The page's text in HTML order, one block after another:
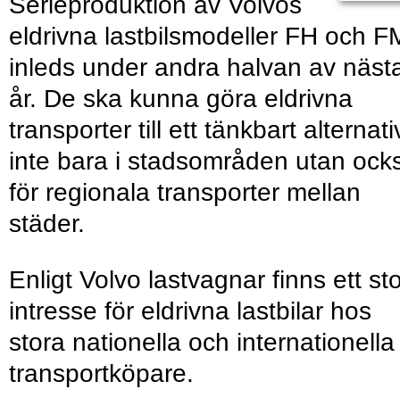
eldrivna lastbilsmodeller FH och
inleds under andra halvan av
år. De ska kunna göra eldrivna
transporter till ett tänkbart
inte bara i stadsområden utan
för regionala transporter mellan
städer.
Enligt Volvo lastvagnar finns ett
intresse för eldrivna lastbilar hos
stora nationella och internationella
transportköpare.